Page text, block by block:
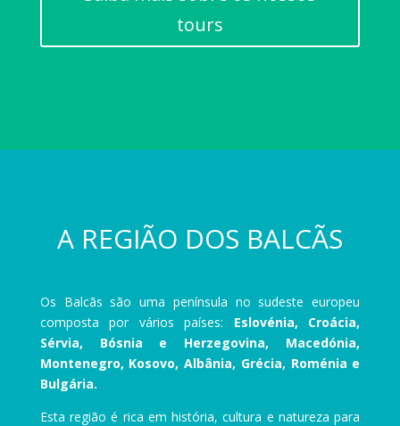
tours
A REGIÃO DOS BALCÃS
Os Balcãs são uma península no sudeste europeu
composta por vários países: Eslovénia, Croácia,
Sérvia, Bósnia e Herzegovina, Macedónia,
Montenegro, Kosovo, Albânia, Grécia, Roménia e
Bulgária.
Esta região é rica em história, cultura e natureza para